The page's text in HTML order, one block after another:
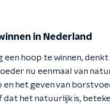
in Nederland
een hoop te winnen,
nu eenmaal van
en het geven van
dat het natuurlijk is,